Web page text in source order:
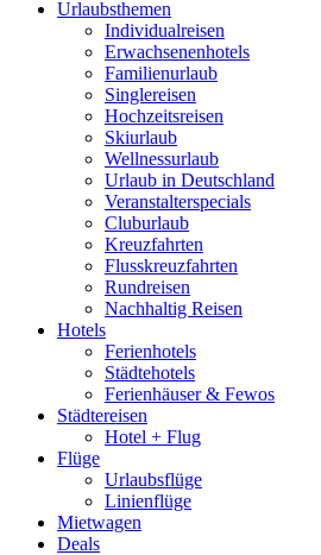
Urlaubsthemen
Individualreisen
Erwachsenenhotels
Familienurlaub
Singlereisen
Hochzeitsreisen
Skiurlaub
Wellnessurlaub
Urlaub in Deutschland
Veranstalterspecials
Cluburlaub
Kreuzfahrten
Flusskreuzfahrten
Rundreisen
Nachhaltig Reisen
Hotels
Ferienhotels
Städtehotels
Ferienhäuser & Fewos
Städtereisen
Hotel + Flug
Flüge
Urlaubsflüge
Linienflüge
Mietwagen
Deals